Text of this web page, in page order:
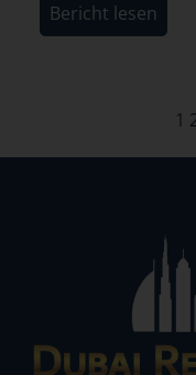
Bericht lesen
1